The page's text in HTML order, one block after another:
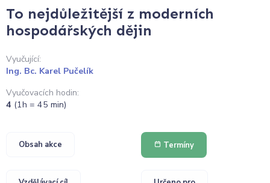
To nejdůležitější z moderních
hospodářských dějin
Vyučující:
Ing. Bc. Karel Pučelík
Vyučovacích hodin:
4 (1h = 45 min)
Obsah akce Termíny